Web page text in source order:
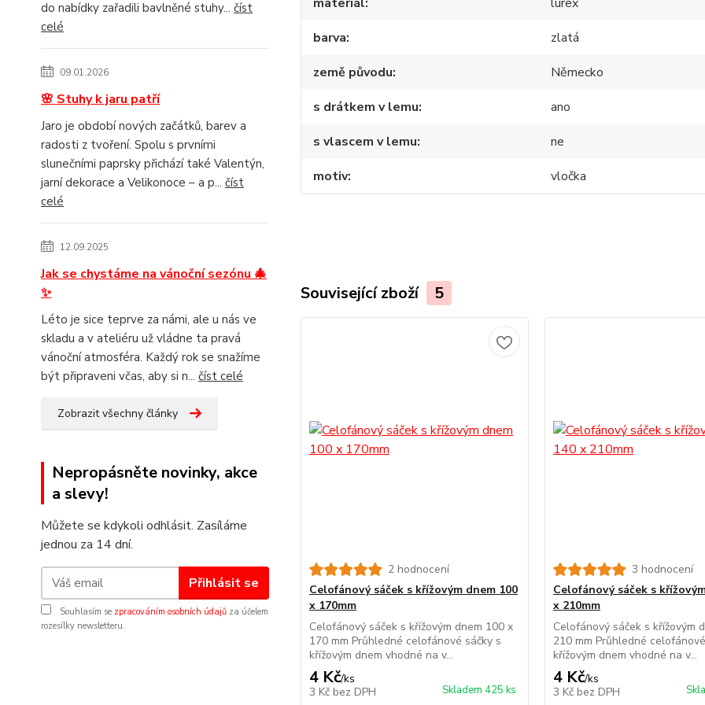
do nabídky zařadili bavlněné stuhy... číst
celé
09.01.2026
🌸 Stuhy k jaru patří
Jaro je období nových začátků, barev a
radosti z tvoření. Spolu s prvními
slunečními paprsky přichází také Valentýn,
jarní dekorace a Velikonoce – a p... číst
celé
12.09.2025
Jak se chystáme na vánoční sezónu 🎄
✨
Léto je sice teprve za námi, ale u nás ve
skladu a v ateliéru už vládne ta pravá
vánoční atmosféra. Každý rok se snažíme
být připraveni včas, aby si n... číst celé
Zobrazit všechny články
Nepropásněte novinky, akce
a slevy!
Můžete se kdykoli odhlásit. Zasíláme
jednou za 14 dní.
Přihlásit se
Souhlasím se zpracováním osobních údajů za účelem
rozesílky newsletteru.
barva
zlatá
země původu
Německo
s drátkem v lemu
ano
s vlascem v lemu
ne
motiv
vločka
Související zboží 5
2 hodnocení
Celofánový sáček s křížovým dnem 100
x 170mm
Celofánový sáček s křížovým dnem 100 x
170 mm Průhledné celofánové sáčky s
křížovým dnem vhodné na v...
4 Kč/ks
3 Kč bez DPH Skladem 425 ks
3 hodnocení
Celofánový sáček s
x 210mm
Celofánový sáček s křížovým
210 mm Průhledné
křížovým dnem vhodné na v...
4 Kč/ks
3 Kč bez DPH